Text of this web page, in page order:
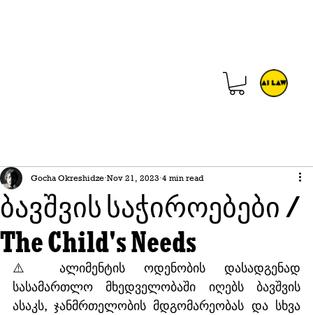
ბავშვის საჭიროებები /
The Child's Needs
Gocha Okreshidze Nov 21, 2023 4 min read
⚠️ ალიმენტის ოდენობის დასადგენად
სასამართლო მხედველობაში იღებს ბავშვის
ასაკს, ჯანმრთელობის მდგომარეობას და სხვა